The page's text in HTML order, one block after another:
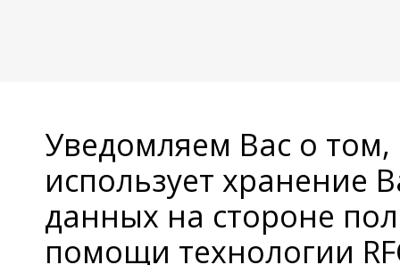
Уведомляем Вас о
использует хранение
данных на стороне
помощи технологии